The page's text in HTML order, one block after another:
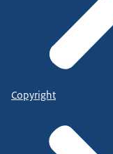
Copyright